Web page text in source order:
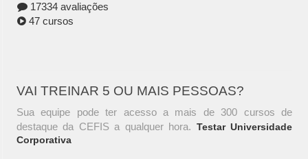
17334 avaliações
47 cursos
VAI TREINAR 5 OU MAIS PESSOAS?
Sua equipe pode ter acesso a mais de 300 cursos de
destaque da CEFIS a qualquer hora. Testar Universidade
Corporativa